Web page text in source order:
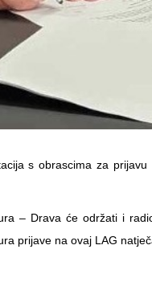
s obrascima za
– Drava će održati i
prijave na ovaj LAG